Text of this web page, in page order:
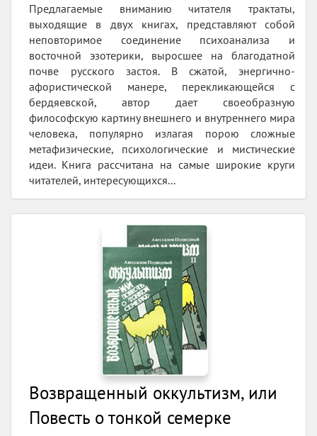
Предлагаемые вниманию читателя трактаты,
выходящие в двух книгах, представляют собой
неповторимое соединение психоанализа и
восточной эзотерики, выросшее на благодатной
почве русского застоя. В сжатой, энергично-
афористической манере, перекликающейся с
бердяевской, автор дает своеобразную
философскую картину внешнего и внутреннего мира
человека, популярно излагая порою сложные
метафизические, психологические и мистические
идеи. Книга рассчитана на самые широкие круги
читателей, интересующихся...
Возвращенный оккультизм, или
Повесть о тонкой семерке